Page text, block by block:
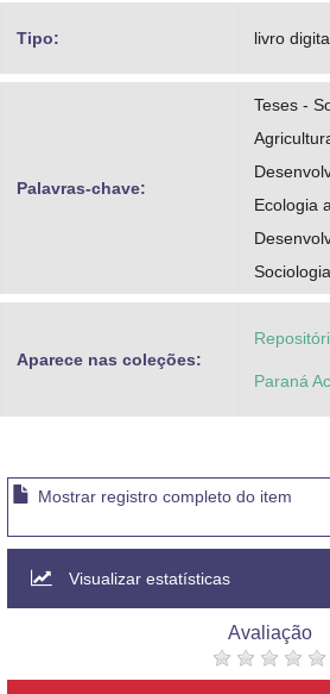
Tipo: livro
Palavras-chave:
Teses -
Ecologia
Sociologia
Aparece nas coleções:
Paraná
Mostrar registro completo do item
Visualizar estatísticas
Avaliação